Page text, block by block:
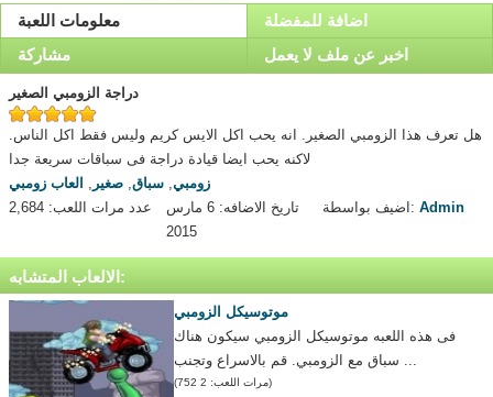
معلومات اللعبة
اضافة للمفضلة
مشاركة
اخبر عن ملف لا يعمل
دراجة الزومبي الصغير
هل تعرف هذا الزومبي الصغير. انه يحب اكل الايس كريم وليس فقط اكل الناس.
لاكنه يحب ايضا قيادة دراجة فى سباقات سريعة جدا
زومبي, سباق, صغير , العاب زومبي
عدد مرات اللعب: 2,684
تاريخ الاضافه: 6 مارس
2015
اضيف بواسطة:Admin
الالعاب المتشابه:
موتوسيكل الزومبي
فى هذه اللعبه موتوسيكل الزومبي سيكون هناك
سباق مع الزومبي. قم بالاسراع وتجنب ...
(مرات اللعب: 2 752)